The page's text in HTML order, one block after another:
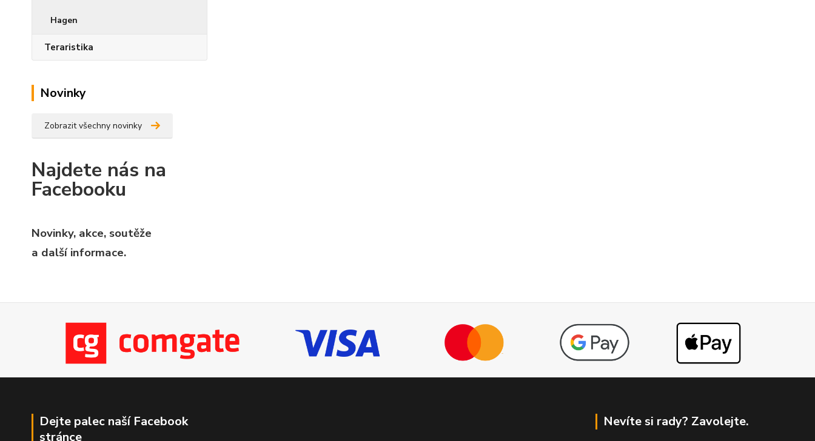
Hagen
Teraristika
Novinky
Zobrazit všechny novinky
Najdete nás na
Facebooku
Novinky, akce, soutěže
a další informace.
Dejte palec naší Facebook
stránce
Nevíte si rady? Zavolejte.